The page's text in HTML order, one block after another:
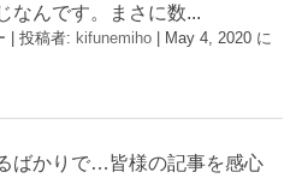
なんです。まさに数...
|投稿者: kifunemiho
May 4, 2020 に
ばかりで…皆様の記事を感心